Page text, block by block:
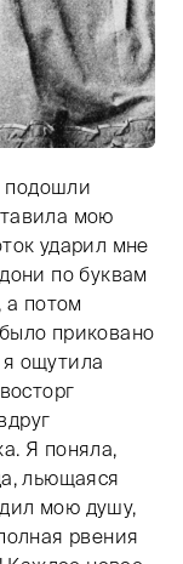
подошли
мою
ударил мне
по буквам
а потом
приковано
ощутила
Я поняла,
льющаяся
мою душу,
рвения